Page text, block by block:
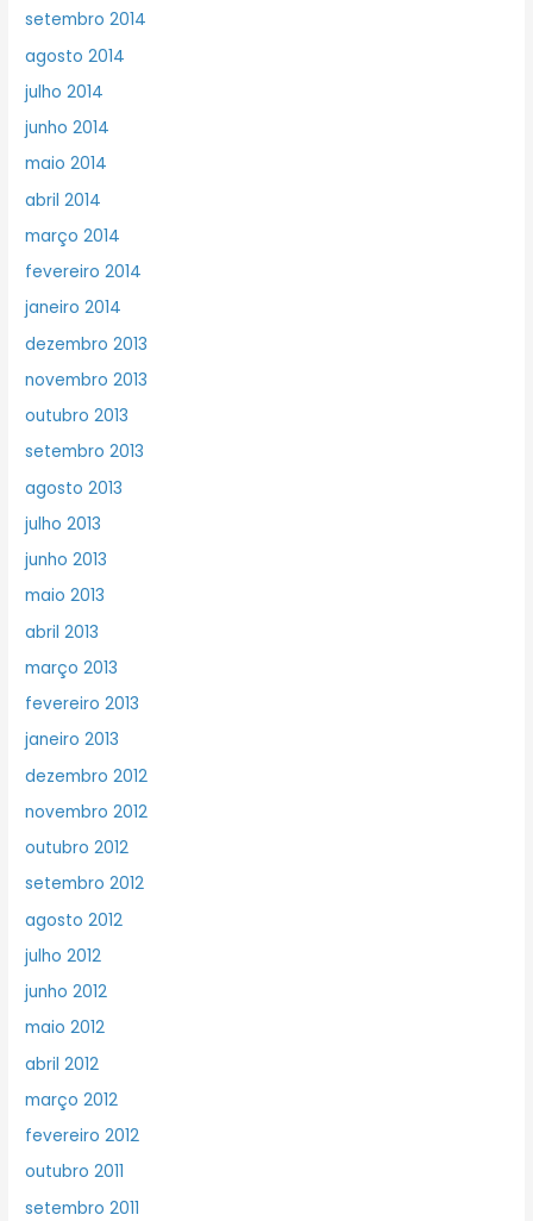
setembro 2014
agosto 2014
julho 2014
junho 2014
maio 2014
abril 2014
março 2014
fevereiro 2014
janeiro 2014
dezembro 2013
novembro 2013
outubro 2013
setembro 2013
agosto 2013
julho 2013
junho 2013
maio 2013
abril 2013
março 2013
fevereiro 2013
janeiro 2013
dezembro 2012
novembro 2012
outubro 2012
setembro 2012
agosto 2012
julho 2012
junho 2012
maio 2012
abril 2012
março 2012
fevereiro 2012
outubro 2011
setembro 2011